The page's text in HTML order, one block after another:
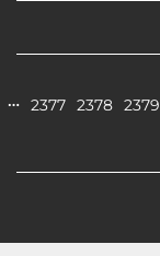
… 2377 2378 2379